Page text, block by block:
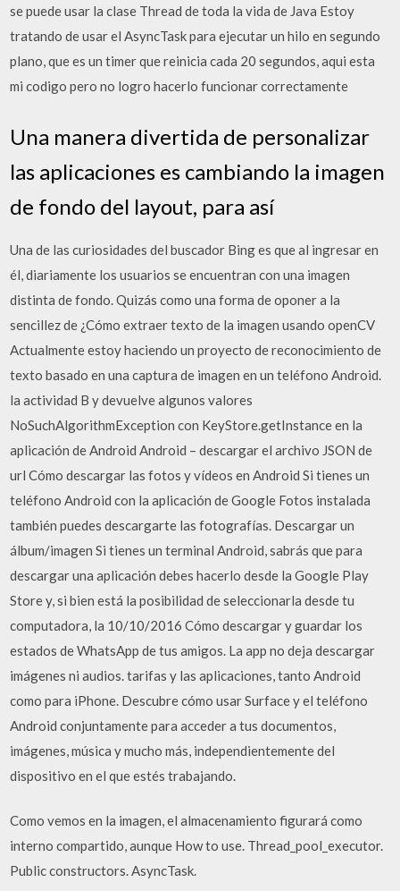
se puede usar la clase Thread de toda la vida de Java Estoy
tratando de usar el AsyncTask para ejecutar un hilo en segundo
plano, que es un timer que reinicia cada 20 segundos, aqui esta
mi codigo pero no logro hacerlo funcionar correctamente
Una manera divertida de personalizar
las aplicaciones es cambiando la imagen
de fondo del layout, para así
Una de las curiosidades del buscador Bing es que al ingresar en
él, diariamente los usuarios se encuentran con una imagen
distinta de fondo. Quizás como una forma de oponer a la
sencillez de ¿Cómo extraer texto de la imagen usando openCV
Actualmente estoy haciendo un proyecto de reconocimiento de
texto basado en una captura de imagen en un teléfono Android.
la actividad B y devuelve algunos valores
NoSuchAlgorithmException con KeyStore.getInstance en la
aplicación de Android Android – descargar el archivo JSON de
url Cómo descargar las fotos y vídeos en Android Si tienes un
teléfono Android con la aplicación de Google Fotos instalada
también puedes descargarte las fotografías. Descargar un
álbum/imagen Si tienes un terminal Android, sabrás que para
descargar una aplicación debes hacerlo desde la Google Play
Store y, si bien está la posibilidad de seleccionarla desde tu
computadora, la 10/10/2016 Cómo descargar y guardar los
estados de WhatsApp de tus amigos. La app no deja descargar
imágenes ni audios. tarifas y las aplicaciones, tanto Android
como para iPhone. Descubre cómo usar Surface y el teléfono
Android conjuntamente para acceder a tus documentos,
imágenes, música y mucho más, independientemente del
dispositivo en el que estés trabajando.
Como vemos en la imagen, el almacenamiento figurará como
interno compartido, aunque How to use. Thread_pool_executor.
Public constructors. AsyncTask.